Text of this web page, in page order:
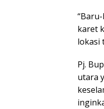
karet
lokasi
Pj.
utara